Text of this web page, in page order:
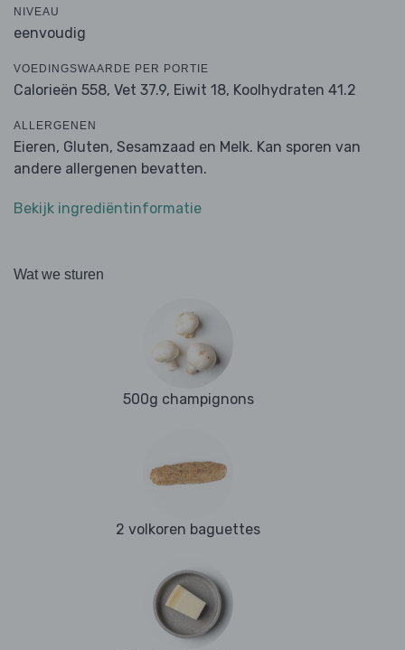
NIVEAU
eenvoudig
VOEDINGSWAARDE PER PORTIE
Calorieën 558, Vet 37.9, Eiwit 18, Koolhydraten 41.2
ALLERGENEN
Eieren, Gluten, Sesamzaad en Melk. Kan sporen van
andere allergenen bevatten.
Bekijk ingrediëntinformatie
Wat we sturen
500g champignons
2 volkoren baguettes